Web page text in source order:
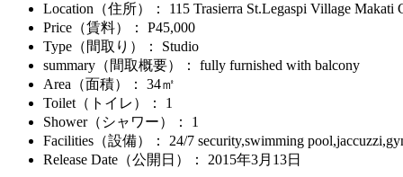
Location（住所）
： 115 Trasierra St.Legaspi Village Makati
Price（賃料）
： P45,000
Type（間取り）
： Studio
summary（間取概要）
： fully furnished with balcony
Area（面積）
： 34㎡
Toilet（トイレ）
： 1
Shower（シャワー）
： 1
Facilities（設備）
： 24/7 security,swimming
Release Date（公開日）
： 2015年3月13日